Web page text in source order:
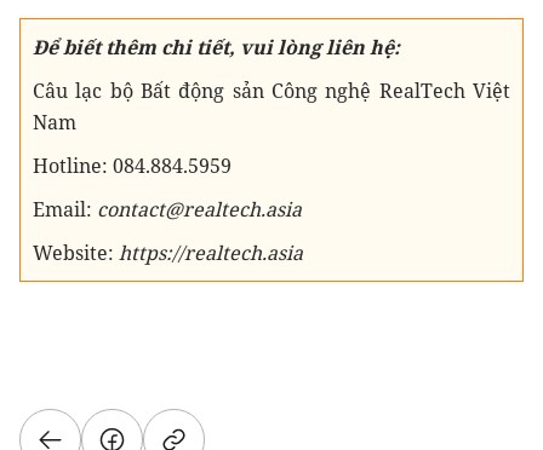
Để biết thêm chi tiết, vui lòng liên hệ:
Câu lạc bộ Bất động sản Công nghệ RealTech Việt
Nam
Hotline: 084.884.5959
Email: contact@realtech.asia
Website: https://realtech.asia